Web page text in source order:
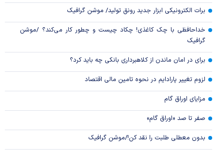
برات الکترونیکی ابزار جدید رونق تولید/ موشن گرافیک
خداحافظی با چک کاغذی! چکاد چیست و چطور کار می‌کند؟ /موشن
گرافیک
برای در امان ماندن از کلاهبرداری بانکی چه باید کرد؟
لزوم تغییر پارادایم در نحوه تامین مالی اقتصاد
مزایای اوراق گام
صفر تا صد «اوراق گام»
بدون معطلی طلبت را نقد کن!/موشن گرافیک